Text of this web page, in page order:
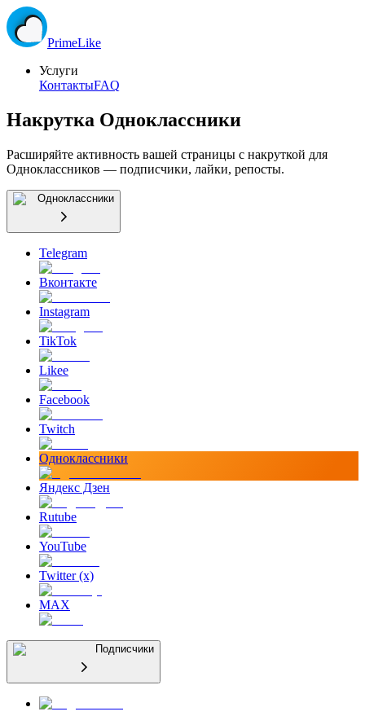
PrimeLike
Услуги
КонтактыFAQ
Накрутка Одноклассники
Расширяйте активность вашей страницы с накруткой для
Одноклассников — подписчики, лайки, репосты.
Одноклассники
Telegram
Вконтакте
Instagram
TikTok
Likee
Facebook
Twitch
Одноклассники
Яндекс Дзен
Rutube
YouTube
Twitter (x)
MAX
Подписчики